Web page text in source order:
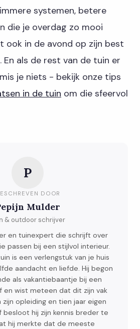
systemen, betere
die je overdag zo mooi
ook in de avond op zijn best
En als de rest van de tuin er
je niets - bekijk onze tips
in de tuin om die sfeervol
P
DOOR
Mulder
& outdoor schrijver
en tuinexpert die schrijft over
passen bij een stijlvol interieur.
is een verlengstuk van je huis
aandacht en liefde. Hij begon
als vakantiebaantje bij een
en wist meteen dat dit zijn vak
zijn opleiding en tien jaar eigen
besloot hij zijn kennis breder te
hij merkte dat de meeste